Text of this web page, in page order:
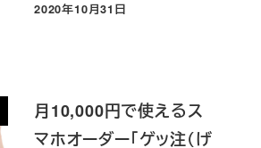
投稿日
2020年10月31日
月10,000円で使えるス
マホオーダー「ゲッ注（げ